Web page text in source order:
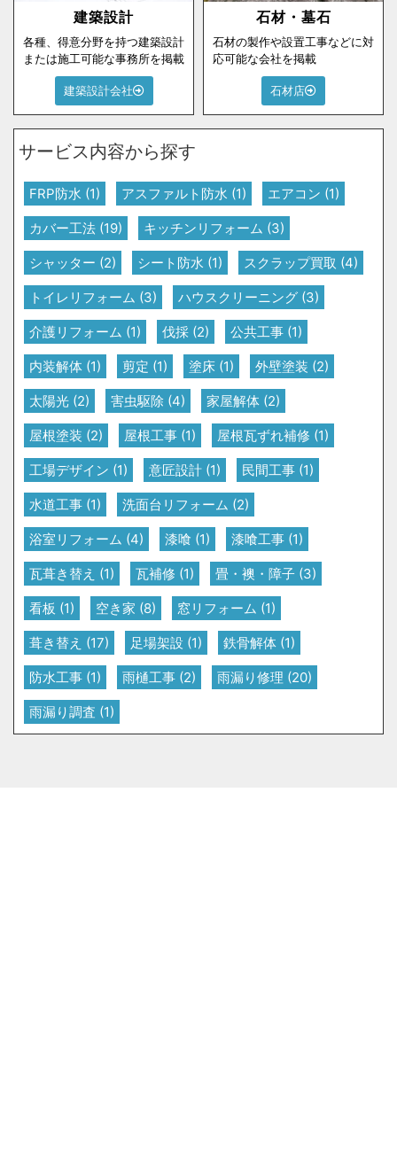
建築設計
各種、得意分野を持つ建築設計
または施工可能な事務所を掲載
建築設計会社
石材・墓石
石材の製作や設置工事などに対
応可能な会社を掲載
石材店
サービス内容から探す
FRP防水 (1) アスファルト防水 (1) エアコン (1)
カバー工法 (19) キッチンリフォーム (3)
シャッター (2) シート防水 (1) スクラップ買取 (4)
トイレリフォーム (3) ハウスクリーニング (3)
介護リフォーム (1) 伐採 (2) 公共工事 (1)
内装解体 (1) 剪定 (1) 塗床 (1) 外壁塗装 (2)
太陽光 (2) 害虫駆除 (4) 家屋解体 (2)
屋根塗装 (2) 屋根工事 (1) 屋根瓦ずれ補修 (1)
工場デザイン (1) 意匠設計 (1) 民間工事 (1)
水道工事 (1) 洗面台リフォーム (2)
浴室リフォーム (4) 漆喰 (1) 漆喰工事 (1)
瓦葺き替え (1) 瓦補修 (1) 畳・襖・障子 (3)
看板 (1) 空き家 (8) 窓リフォーム (1)
葺き替え (17) 足場架設 (1) 鉄骨解体 (1)
防水工事 (1) 雨樋工事 (2) 雨漏り修理 (20)
雨漏り調査 (1)